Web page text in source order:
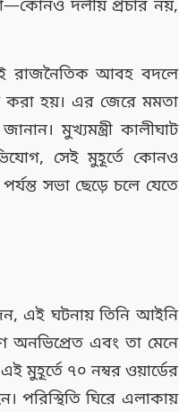
দলীয় প্রচার নয়,
রাজনৈতিক আবহ বদলে
করা হয়। এর জেরে মমতা
মুখ্যমন্ত্রী কালীঘাট
সেই মুহূর্তে কোনও
সভা ছেড়ে চলে যেতে
এই ঘটনায় তিনি আইনি
অনভিপ্রেত এবং তা মেনে
মুহূর্তে ৭০ নম্বর ওয়ার্ডের
পরিস্থিতি ঘিরে এলাকায়